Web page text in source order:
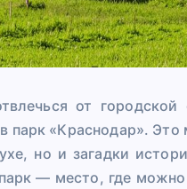
от
парк «Краснодар».
но и загадки
— место, где